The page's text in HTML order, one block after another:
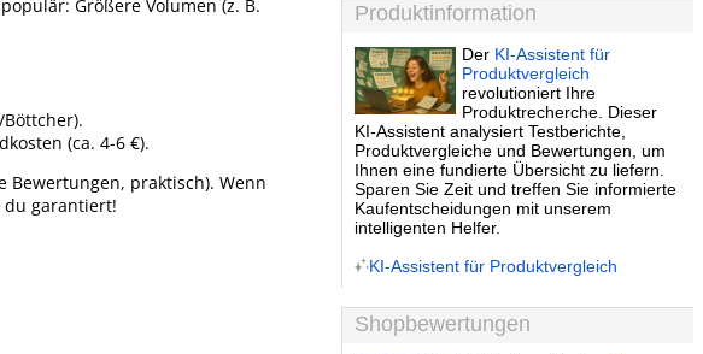
Größere Volumen (z. B.
(ca. 4-6 €).
Bewertungen, praktisch). Wenn
du garantiert!
Produktinformation
Der KI-Assistent für
Produktvergleich
revolutioniert Ihre
Produktrecherche. Dieser
KI-Assistent analysiert Testberichte,
Produktvergleiche und Bewertungen, um
Ihnen eine fundierte Übersicht zu liefern.
Sparen Sie Zeit und treffen Sie informierte
Kaufentscheidungen mit unserem
intelligenten Helfer.
KI-Assistent für Produktvergleich
Shopbewertungen